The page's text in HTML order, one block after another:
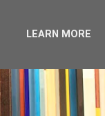
LEARN MORE